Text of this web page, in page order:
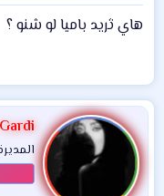
هاي ثريد باميا لو شنو ؟
Gardi